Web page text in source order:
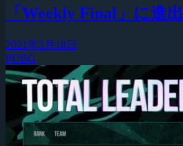
「Weekly Final」に進出
2021年3月18日
PUBG